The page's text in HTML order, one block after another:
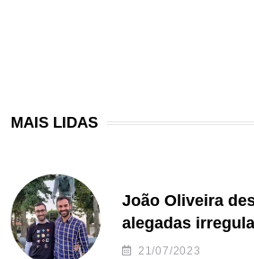
MAIS LIDAS
João Oliveira
alegadas
de Freguesia S.
21/07/2023